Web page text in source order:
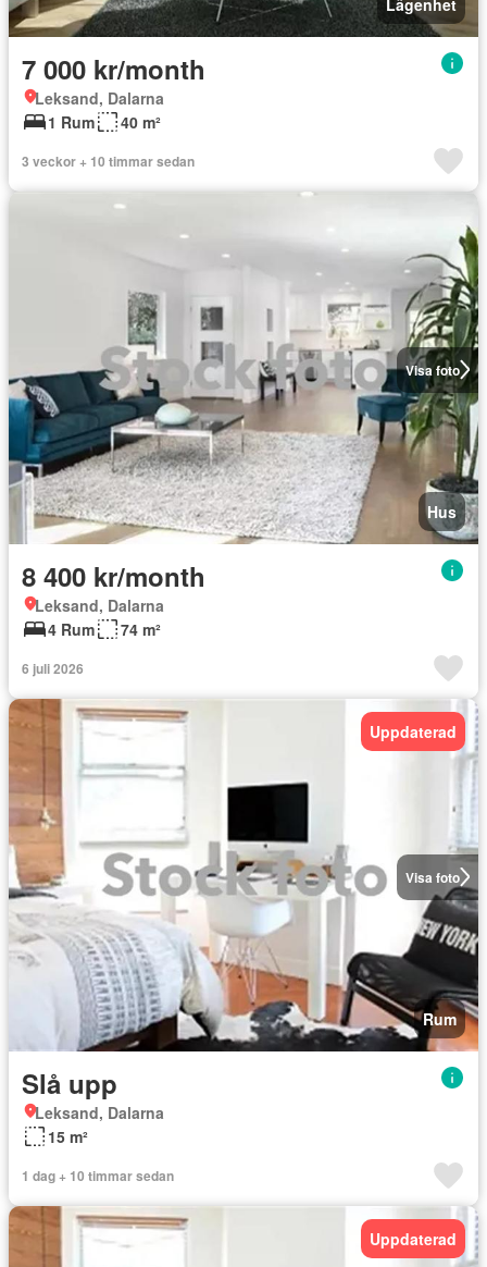
7 000 kr/month
Leksand, Dalarna
1 Rum
40 m²
3 veckor + 10 timmar sedan
Visa foto
Hus
8 400 kr/month
Leksand, Dalarna
4 Rum
74 m²
6 juli 2026
Visa foto
Uppdaterad
Rum
Slå upp
Leksand, Dalarna
15 m²
1 dag + 10 timmar sedan
Uppdaterad